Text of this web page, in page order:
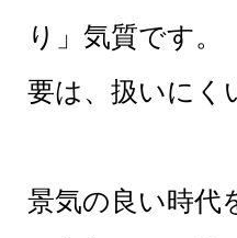
り」気質です。
要は、扱いにく
景気の良い時代